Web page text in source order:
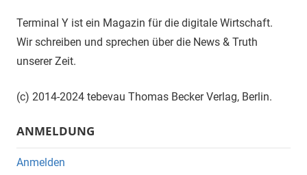
Terminal Y ist ein Magazin für die digitale Wirtschaft.
Wir schreiben und sprechen über die News & Truth
unserer Zeit.
(c) 2014-2024 tebevau Thomas Becker Verlag, Berlin.
ANMELDUNG
Anmelden